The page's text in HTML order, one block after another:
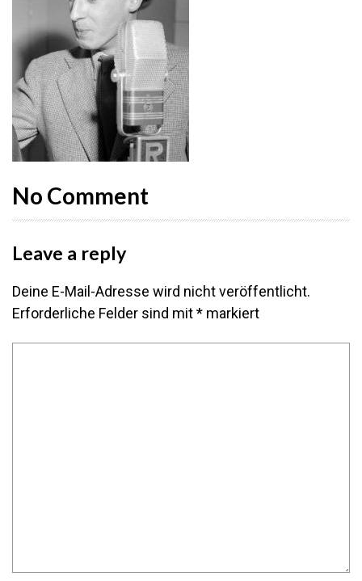
No Comment
Leave a reply
Deine E-Mail-Adresse wird nicht veröffentlicht.
Erforderliche Felder sind mit* markiert